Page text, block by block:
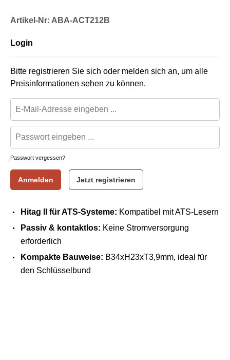
Artikel-Nr: ABA-ACT212B
Login
Bitte registrieren Sie sich oder melden sich an, um alle
Preisinformationen sehen zu können.
Passwort vergessen?
Anmelden Jetzt registrieren
Hitag II für ATS-Systeme: Kompatibel mit ATS-Lesern
Passiv & kontaktlos: Keine Stromversorgung
erforderlich
Kompakte Bauweise: B34xH23xT3,9mm, ideal für
den Schlüsselbund